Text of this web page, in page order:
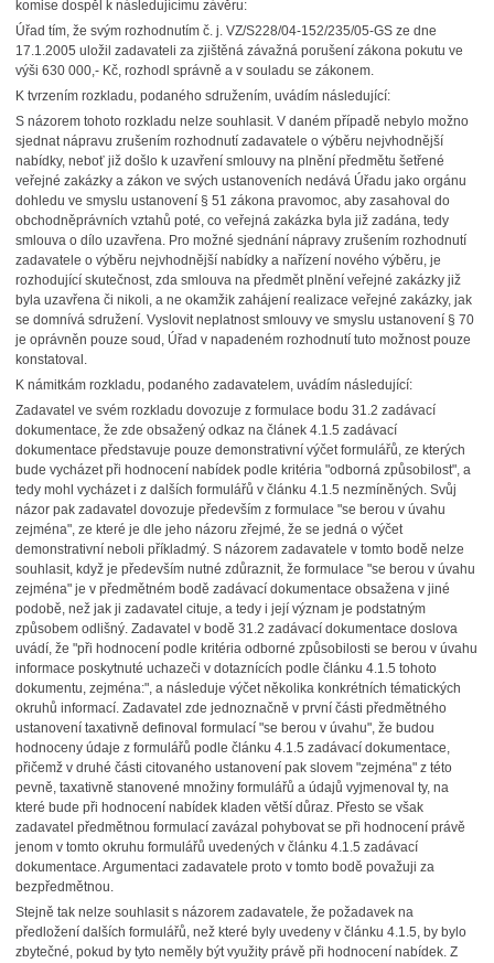
komise dospěl k následujícímu závěru:
Úřad tím, že svým rozhodnutím č. j. VZ/S228/04-152/235/05-GS ze dne
17.1.2005 uložil zadavateli za zjištěná závažná porušení zákona pokutu ve
výši 630 000,- Kč, rozhodl správně a v souladu se zákonem.
K tvrzením rozkladu, podaného sdružením, uvádím následující:
S názorem tohoto rozkladu nelze souhlasit. V daném případě nebylo možno
sjednat nápravu zrušením rozhodnutí zadavatele o výběru nejvhodnější
nabídky, neboť již došlo k uzavření smlouvy na plnění předmětu šetřené
veřejné zakázky a zákon ve svých ustanoveních nedává Úřadu jako orgánu
dohledu ve smyslu ustanovení § 51 zákona pravomoc, aby zasahoval do
obchodněprávních vztahů poté, co veřejná zakázka byla již zadána, tedy
smlouva o dílo uzavřena. Pro možné sjednání nápravy zrušením rozhodnutí
zadavatele o výběru nejvhodnější nabídky a nařízení nového výběru, je
rozhodující skutečnost, zda smlouva na předmět plnění veřejné zakázky již
byla uzavřena či nikoli, a ne okamžik zahájení realizace veřejné zakázky, jak
se domnívá sdružení. Vyslovit neplatnost smlouvy ve smyslu ustanovení § 70
je oprávněn pouze soud, Úřad v napadeném rozhodnutí tuto možnost pouze
konstatoval.
K námitkám rozkladu, podaného zadavatelem, uvádím následující:
Zadavatel ve svém rozkladu dovozuje z formulace bodu 31.2 zadávací
dokumentace, že zde obsažený odkaz na článek 4.1.5 zadávací
dokumentace představuje pouze demonstrativní výčet formulářů, ze kterých
bude vycházet při hodnocení nabídek podle kritéria "odborná způsobilost", a
tedy mohl vycházet i z dalších formulářů v článku 4.1.5 nezmíněných. Svůj
názor pak zadavatel dovozuje především z formulace "se berou v úvahu
zejména", ze které je dle jeho názoru zřejmé, že se jedná o výčet
demonstrativní neboli příkladmý. S názorem zadavatele v tomto bodě nelze
souhlasit, když je především nutné zdůraznit, že formulace "se berou v úvahu
zejména" je v předmětném bodě zadávací dokumentace obsažena v jiné
podobě, než jak ji zadavatel cituje, a tedy i její význam je podstatným
způsobem odlišný. Zadavatel v bodě 31.2 zadávací dokumentace doslova
uvádí, že "při hodnocení podle kritéria odborné způsobilosti se berou v úvahu
informace poskytnuté uchazeči v dotaznících podle článku 4.1.5 tohoto
dokumentu, zejména:", a následuje výčet několika konkrétních tématických
okruhů informací. Zadavatel zde jednoznačně v první části předmětného
ustanovení taxativně definoval formulací "se berou v úvahu", že budou
hodnoceny údaje z formulářů podle článku 4.1.5 zadávací dokumentace,
přičemž v druhé části citovaného ustanovení pak slovem "zejména" z této
pevně, taxativně stanovené množiny formulářů a údajů vyjmenoval ty, na
které bude při hodnocení nabídek kladen větší důraz. Přesto se však
zadavatel předmětnou formulací zavázal pohybovat se při hodnocení právě
jenom v tomto okruhu formulářů uvedených v článku 4.1.5 zadávací
dokumentace. Argumentaci zadavatele proto v tomto bodě považuji za
bezpředmětnou.
Stejně tak nelze souhlasit s názorem zadavatele, že požadavek na
předložení dalších formulářů, než které byly uvedeny v článku 4.1.5, by bylo
zbytečné, pokud by tyto neměly být využity právě při hodnocení nabídek. Z